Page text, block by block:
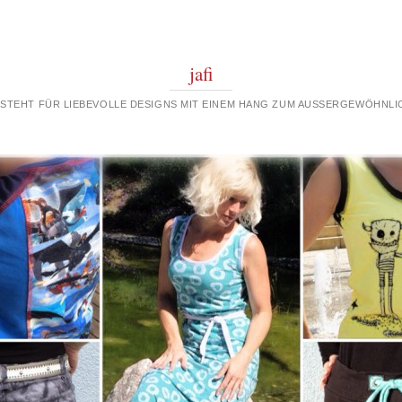
jafi
FÜR LIEBEVOLLE DESIGNS MIT EINEM HANG ZUM